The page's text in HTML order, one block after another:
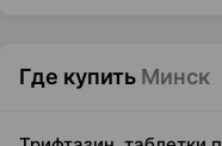
Где купить Минск